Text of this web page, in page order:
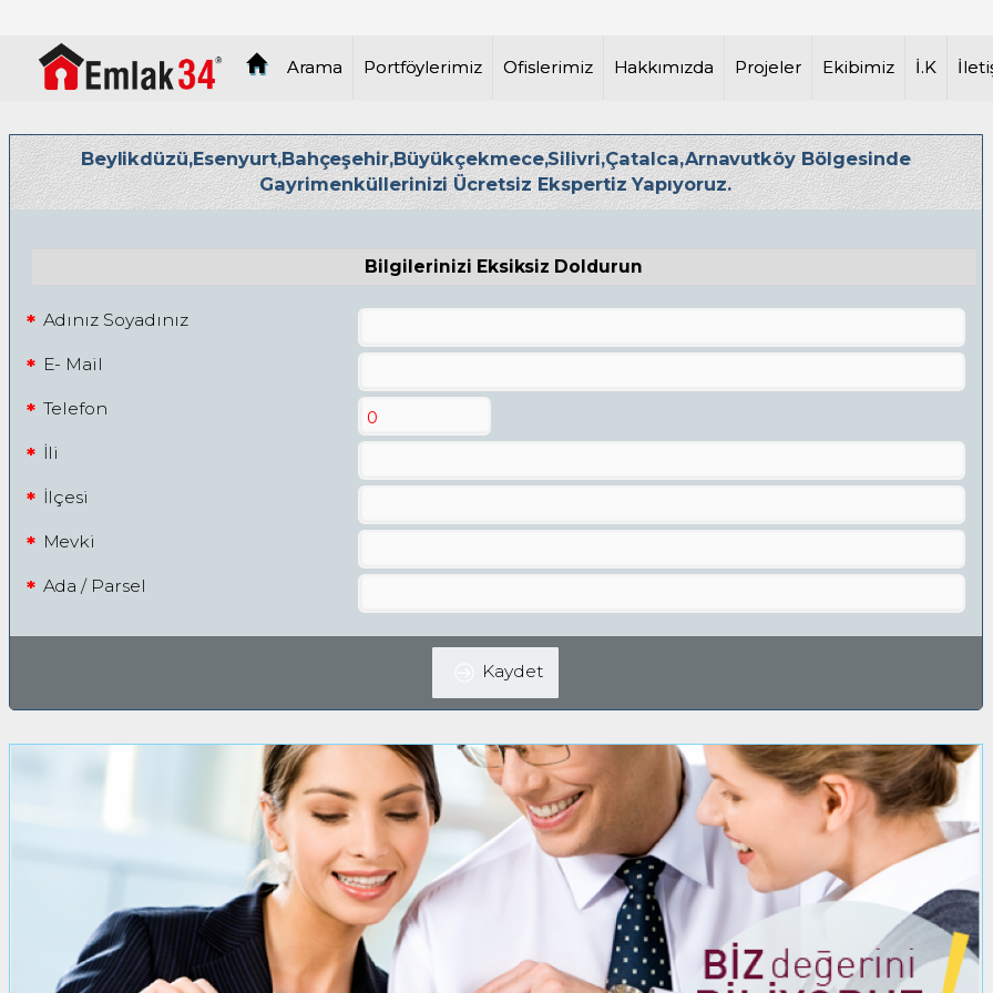
Arama Portföylerimiz Ofislerimiz Hakkımızda Projeler Ekibimiz İ.K
Beylikdüzü,Esenyurt,Bahçeşehir,Büyükçekmece,Silivri,Çatalca,Arnavutköy Bölgesinde
Gayrimenküllerinizi Ücretsiz Ekspertiz Yapıyoruz.
Bilgilerinizi Eksiksiz Doldurun
Adınız Soyadınız
E- Mail
Telefon
0
İli
İlçesi
Mevki
Ada / Parsel
Kaydet